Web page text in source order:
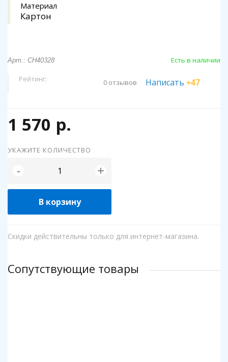
Материал
Картон
Арт.: CH40328 Есть в наличии
Рейтинг: 0 отзывов Написать +47
1 570 р.
УКАЖИТЕ КОЛИЧЕСТВО
- +
В корзину
Скидки действительны только для интернет-магазина.
Сопутствующие товары